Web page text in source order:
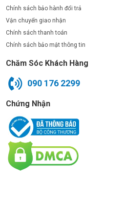
Chính sách bảo hành đổi trả
Vận chuyển giao nhận
Chính sách thanh toán
Chính sách bảo mật thông tin
Chăm Sóc Khách Hàng
090 176 2299
Chứng Nhận